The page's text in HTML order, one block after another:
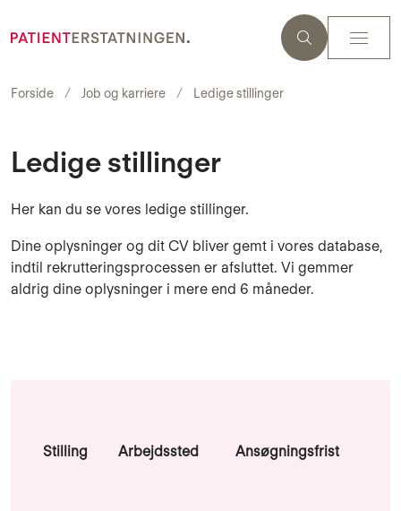
Forside Job og karriere Ledige stillinger
Ledige stillinger
Her kan du se vores ledige stillinger.
Dine oplysninger og dit CV bliver gemt i vores database,
indtil rekrutteringsprocessen er afsluttet. Vi gemmer
aldrig dine oplysninger i mere end 6 måneder.
Stilling Arbejdssted Ansøgningsfrist